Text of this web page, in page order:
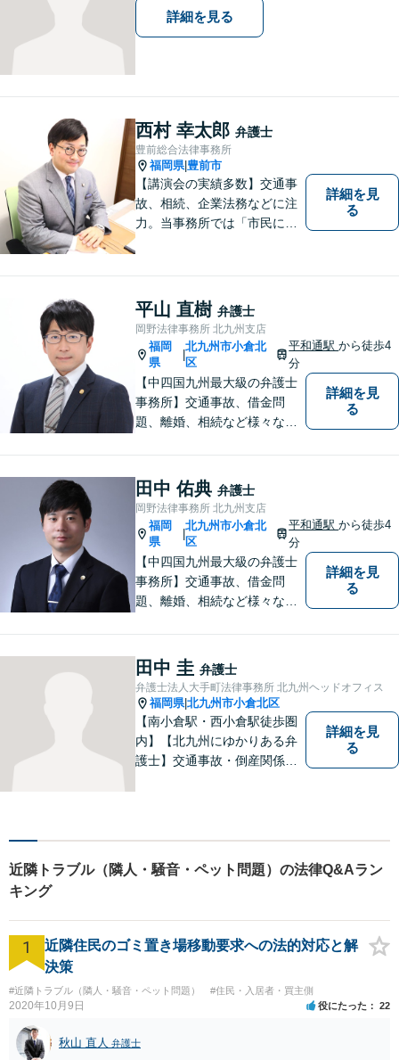
詳細を見る
西村 幸太郎 弁護士
豊前総合法律事務所
福岡県| 豊前市
【講演会の実績多数】交通事
故、相続、企業法務などに注
力。当事務所では「市民に力
さまが前向きに人生を歩んで
いけるよう、全力でサポート
します。お気軽にご相談くだ
さい【休日面談可】【完全個
室】
詳細を見
る
平山 直樹 弁護士
岡野法律事務所 北九州支店
福岡
県
|
北九州市小倉北
区
平和通駅から徒歩4
分
【中四国九州最大級の弁護士
事務所】交通事故、借金問
題、離婚、相続など様々な問
料」の相談を行っています！
まずはお気軽にご相談くださ
い！
詳細を見
る
田中 佑典 弁護士
岡野法律事務所 北九州支店
福岡
県
|
北九州市小倉北
区
平和通駅から徒歩4
分
【中四国九州最大級の弁護士
事務所】交通事故、借金問
題、離婚、相続など様々な問
料」の相談を行っています！
まずはお気軽にご相談くださ
い！
詳細を見
る
田中 圭 弁護士
弁護士法人大手町法律事務所 北九州ヘッドオフィス
福岡県|北九州市小倉北区
【南小倉駅・西小倉駅徒歩圏
内】【北九州にゆかりある弁
護士】交通事故・倒産関係・
本質把握から解決に至るまで
懇切丁寧に対応します！【宅
建士資格あり】
詳細を見
る
近隣トラブル（隣人・騒音・ペット問題）の法律Q&Aラン
キング
1
近隣住民のゴミ置き場移動要求への法的対応と解
決策
#近隣トラブル（隣人・騒音・ペット問題） #住民・入居者・買主側
2020年10月9日 役にたった 22
秋山 直人 弁護士